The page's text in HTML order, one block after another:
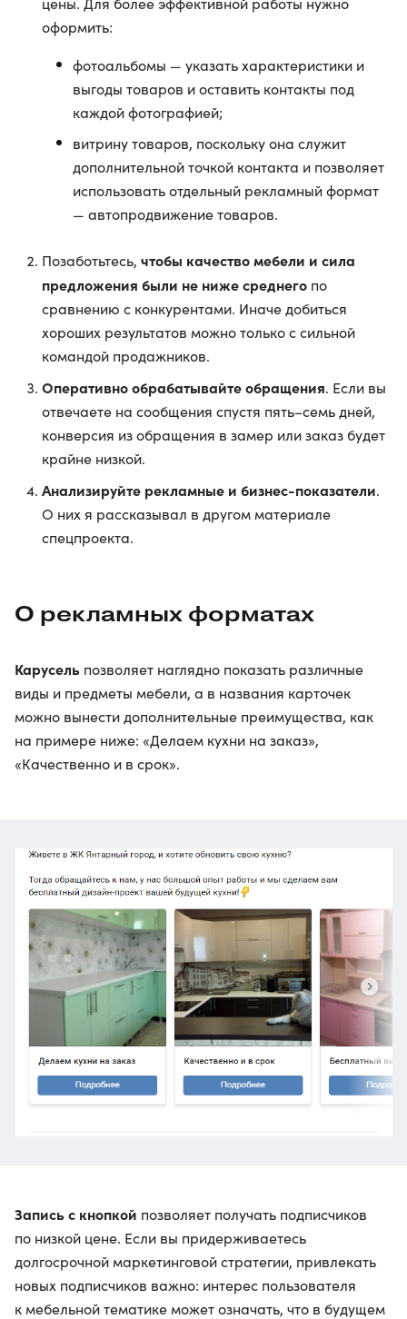
оформить:
фотоальбомы — указать характеристики и
выгоды товаров и оставить контакты под
каждой фотографией;
витрину товаров, поскольку она служит
дополнительной точкой контакта и позволяет
использовать отдельный рекламный формат
— автопродвижение товаров.
Позаботьтесь, чтобы качество мебели и сила
предложения были не ниже среднего по
сравнению с конкурентами. Иначе добиться
хороших результатов можно только с сильной
командой продажников.
Оперативно обрабатывайте обращения. Если вы
отвечаете на сообщения спустя пять–семь дней,
конверсия из обращения в замер или заказ будет
крайне низкой.
Анализируйте рекламные и бизнес-показатели.
О них я рассказывал в другом материале
спецпроекта.
О рекламных форматах
Карусель позволяет наглядно показать различные
виды и предметы мебели, а в названия карточек
можно вынести дополнительные преимущества, как
на примере ниже: «Делаем кухни на заказ»,
«Качественно и в срок».
Запись с кнопкой позволяет получать подписчиков
по низкой цене. Если вы придерживаетесь
долгосрочной маркетинговой стратегии, привлекать
новых подписчиков важно: интерес пользователя
к мебельной тематике может означать, что в будущем